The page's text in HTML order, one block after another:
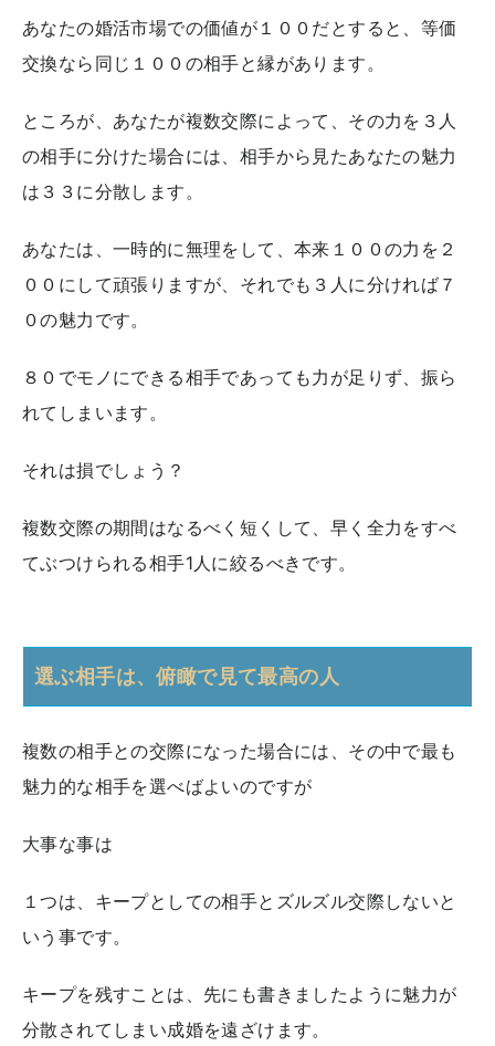
あなたの婚活市場での価値が１００だとすると、等価
交換なら同じ１００の相手と縁があります。
ところが、あなたが複数交際によって、その力を３人
の相手に分けた場合には、相手から見たあなたの魅力
は３３に分散します。
あなたは、一時的に無理をして、本来１００の力を２
００にして頑張りますが、それでも３人に分ければ７
０の魅力です。
８０でモノにできる相手であっても力が足りず、振ら
れてしまいます。
それは損でしょう？
複数交際の期間はなるべく短くして、早く全力をすべ
てぶつけられる相手1人に絞るべきです。
選ぶ相手は、俯瞰で見て最高の人
複数の相手との交際になった場合には、その中で最も
魅力的な相手を選べばよいのですが
大事な事は
１つは、キープとしての相手とズルズル交際しないと
いう事です。
キープを残すことは、先にも書きましたように魅力が
分散されてしまい成婚を遠ざけます。